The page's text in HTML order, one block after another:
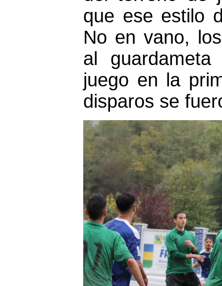
que ese estilo
No en vano,
al
juego en la
disparos se